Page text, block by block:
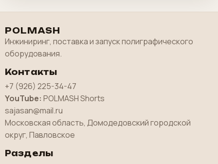
POLMASH
Инжиниринг, поставка и запуск полиграфического
оборудования.
Контакты
+7 (926) 225-34-47
YouTube: POLMASH Shorts
sajasan@mail.ru
Московская область, Домодедовский городской
округ, Павловское
Разделы